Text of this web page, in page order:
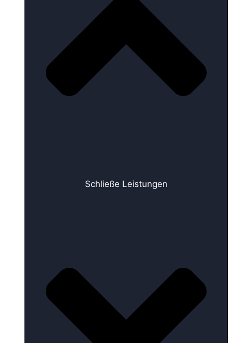
Schließe Leistungen